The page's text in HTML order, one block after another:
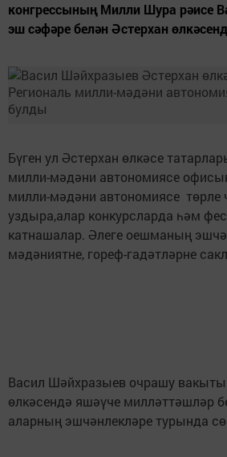
конгрессының Милли Шура рәисе
эш сәфәре белән Әстерхан
Бүген ул Әстерхан өлкәсе
милли-мәдәни автономиясе
милли-мәдәни автономиясе төрле
уздыра,алар конкурсларда һәм
катнашалар. Әлеге оешманың
мәдәниятне, гореф-гадәтләрне
Васил Шәйхразыев очрашу
өлкәсендә яшәүче милләттәшләр
аларның эшчәнлекләре турында